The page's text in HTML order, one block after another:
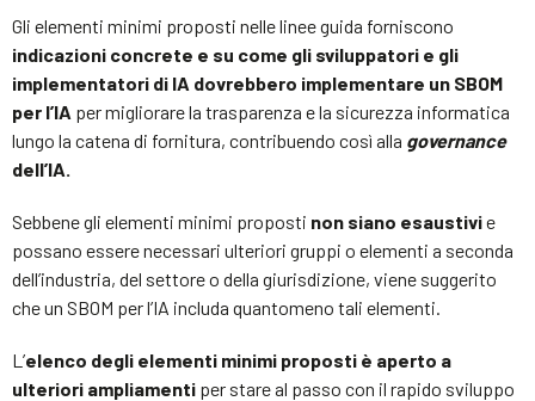
Gli elementi minimi proposti nelle linee guida forniscono
indicazioni concrete e su come gli sviluppatori e gli
implementatori di IA dovrebbero implementare un SBOM
per l’IA per migliorare la trasparenza e la sicurezza informatica
lungo la catena di fornitura, contribuendo così alla governance
dell’IA.
Sebbene gli elementi minimi proposti non siano esaustivie
possano essere necessari ulteriori gruppi o elementi a seconda
dell’industria, del settore o della giurisdizione, viene suggerito
che un SBOM per l’IA includa quantomeno tali elementi.
L’elenco degli elementi minimi proposti è aperto a
ulteriori ampliamenti per stare al passo con il rapido sviluppo